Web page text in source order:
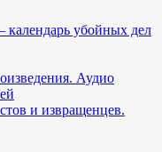
убойных дел
Аудио
и извращенцев.